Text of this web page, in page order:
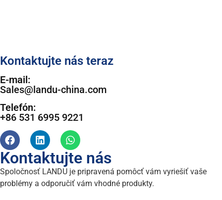
Kontaktujte nás teraz
E-mail:
Sales@landu-china.com
Telefón:
+86 531 6995 9221
Kontaktujte nás
Spoločnosť LANDU je pripravená pomôcť vám vyriešiť vaše
problémy a odporučiť vám vhodné produkty.